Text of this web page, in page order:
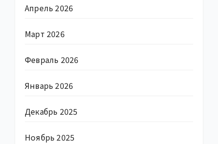
Апрель 2026
Март 2026
Февраль 2026
Январь 2026
Декабрь 2025
Ноябрь 2025